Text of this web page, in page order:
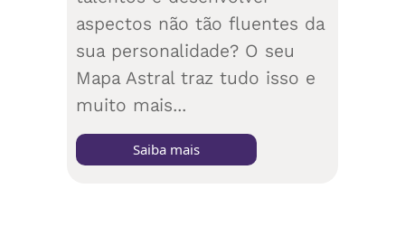
aspectos não tão fluentes da
sua personalidade? O seu
Mapa Astral traz tudo isso e
muito mais...
Saiba mais